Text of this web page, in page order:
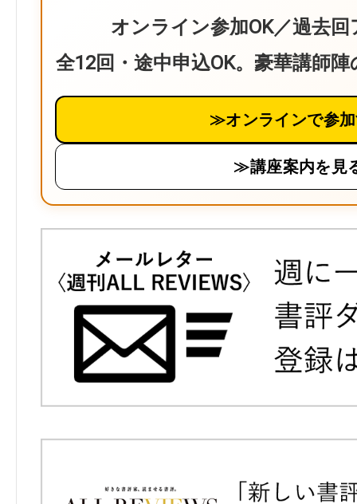
オンライン参加OK／過去
全12回・途中申込OK。豪華講師
≫オンラインで参
≫講座案内を見